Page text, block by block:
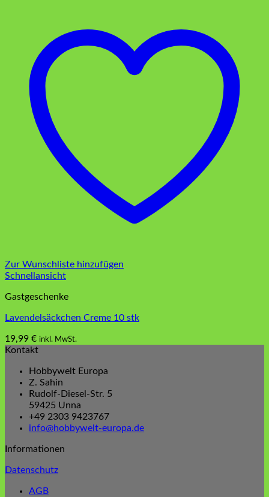
Zur Wunschliste hinzufügen
Schnellansicht
Gastgeschenke
Lavendelsäckchen Creme 10 stk
19,99 € inkl. MwSt.
Kontakt
Hobbywelt Europa
Z. Sahin
Rudolf-Diesel-Str. 5
59425 Unna
+49 2303 9423767
info@hobbywelt-europa.de
Informationen
Datenschutz
AGB